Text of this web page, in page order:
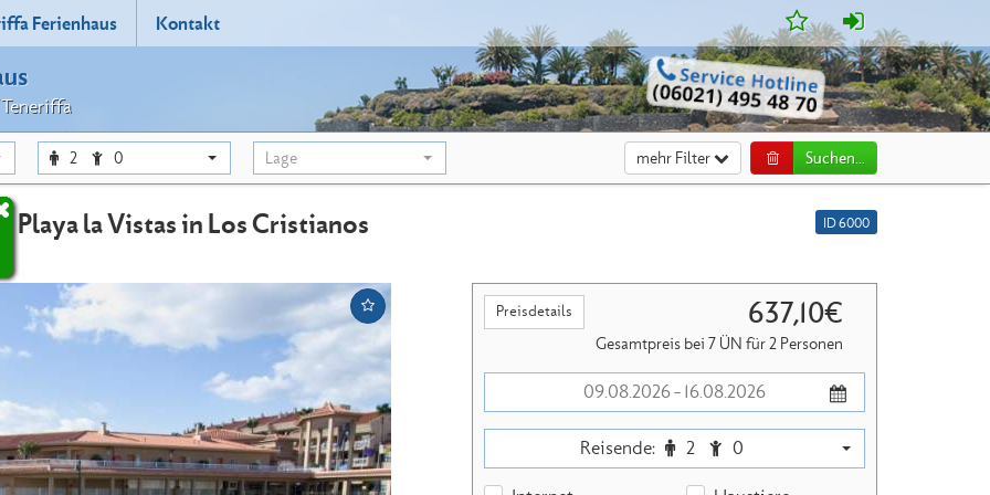
Ferienhaus Kontakt
2 0 Lage Suchen...
mehr Filter
ID 6000
Playa la Vistas in Los Cristianos
Preisdetails 637,10€
Gesamtpreis bei 7 ÜN für 2 Personen
Reisende: 2 0